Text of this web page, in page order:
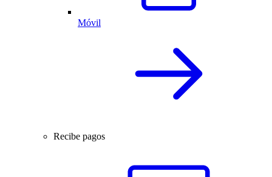
Móvil
Recibe pagos